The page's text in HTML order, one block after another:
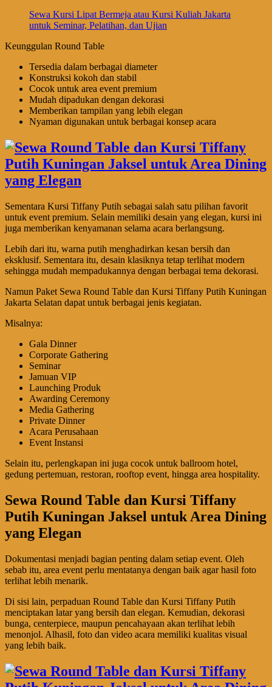
Sewa Kursi Lipat Bermeja atau Kursi Kuliah Jakarta
untuk Seminar, Pelatihan, dan Ujian
Keunggulan Round Table
Tersedia dalam berbagai diameter
Konstruksi kokoh dan stabil
Cocok untuk area event premium
Mudah dipadukan dengan dekorasi
Memberikan tampilan yang lebih elegan
Nyaman digunakan untuk berbagai konsep acara
Sementara Kursi Tiffany Putih sebagai salah satu pilihan favorit
untuk event premium. Selain memiliki desain yang elegan, kursi ini
juga memberikan kenyamanan selama acara berlangsung.
Lebih dari itu, warna putih menghadirkan kesan bersih dan
eksklusif. Sementara itu, desain klasiknya tetap terlihat modern
sehingga mudah mempadukannya dengan berbagai tema dekorasi.
Namun Paket Sewa Round Table dan Kursi Tiffany Putih Kuningan
Jakarta Selatan dapat untuk berbagai jenis kegiatan.
Misalnya:
Gala Dinner
Corporate Gathering
Seminar
Jamuan VIP
Launching Produk
Awarding Ceremony
Media Gathering
Private Dinner
Acara Perusahaan
Event Instansi
Selain itu, perlengkapan ini juga cocok untuk ballroom hotel,
gedung pertemuan, restoran, rooftop event, hingga area hospitality.
Sewa Round Table dan Kursi Tiffany
Putih Kuningan Jaksel untuk Area Dining
yang Elegan
Dokumentasi menjadi bagian penting dalam setiap event. Oleh
sebab itu, area event perlu mentatanya dengan baik agar hasil foto
terlihat lebih menarik.
Di sisi lain, perpaduan Round Table dan Kursi Tiffany Putih
menciptakan latar yang bersih dan elegan. Kemudian, dekorasi
bunga, centerpiece, maupun pencahayaan akan terlihat lebih
menonjol. Alhasil, foto dan video acara memiliki kualitas visual
yang lebih baik.